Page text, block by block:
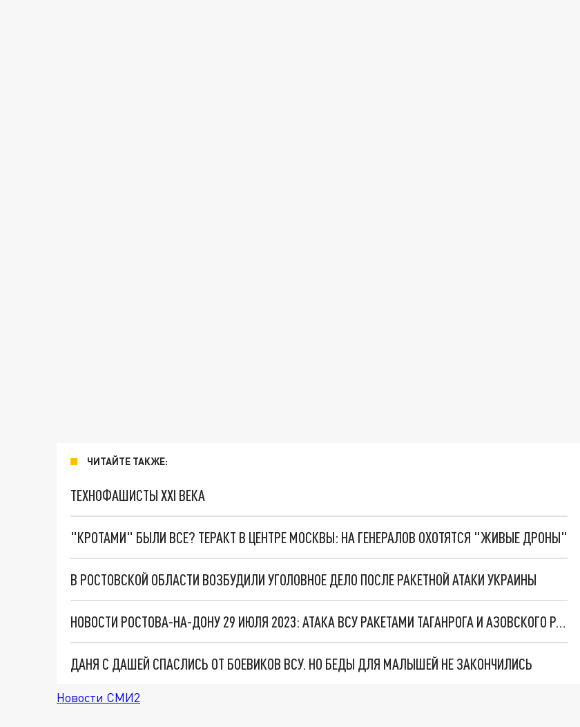
ЧИТАЙТЕ ТАКЖЕ:
ТЕХНОФАШИСТЫ XXI ВЕКА
"КРОТАМИ" БЫЛИ ВСЕ? ТЕРАКТ В ЦЕНТРЕ МОСКВЫ: НА ГЕНЕРАЛОВ ОХОТЯТСЯ "ЖИВЫЕ ДРОНЫ"
В РОСТОВСКОЙ ОБЛАСТИ ВОЗБУДИЛИ УГОЛОВНОЕ ДЕЛО ПОСЛЕ РАКЕТНОЙ АТАКИ УКРАИНЫ
НОВОСТИ РОСТОВА-НА-ДОНУ 29 ИЮЛЯ 2023: АТАКА ВСУ РАКЕТАМИ ТАГАНРОГА И АЗОВСКОГО РАЙОНА
ДАНЯ С ДАШЕЙ СПАСЛИСЬ ОТ БОЕВИКОВ ВСУ. НО БЕДЫ ДЛЯ МАЛЫШЕЙ НЕ ЗАКОНЧИЛИСЬ
Новости СМИ2